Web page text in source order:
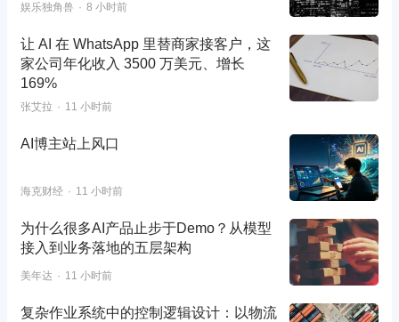
娱乐独角兽 8 小时前
让 AI 在 WhatsApp 里替商家接客户，这
家公司年化收入 3500 万美元、增长
169%
张艾拉 11 小时前
AI博主站上风口
海克财经 11 小时前
为什么很多AI产品止步于Demo？从模型
接入到业务落地的五层架构
美年达 11 小时前
复杂作业系统中的控制逻辑设计：以物流